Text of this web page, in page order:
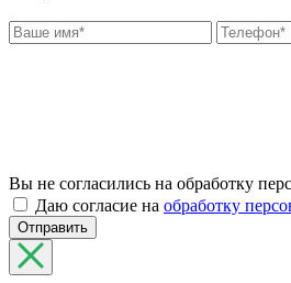
Вы не согласились на обработку
Даю согласие на обработку
Отправить